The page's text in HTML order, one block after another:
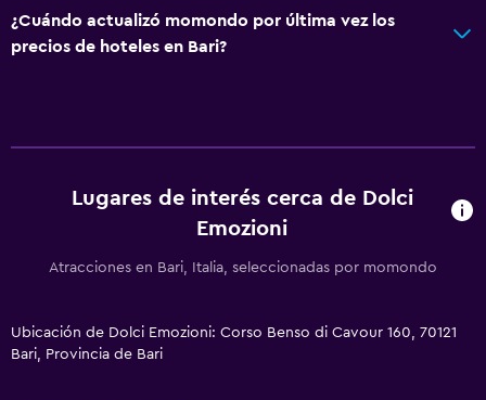
Lavandería
Servicio de planchado
Botiquín de primeros auxilios
Cajero automático/banco
¿Cuándo actualizó momondo por última vez los
precios de hoteles en Bari?
Lugares de interés cerca de Dolci
Emozioni
Atracciones en Bari, Italia, seleccionadas por momondo
Ubicación de Dolci Emozioni: Corso Benso di Cavour 160, 70121
Bari, Provincia de Bari